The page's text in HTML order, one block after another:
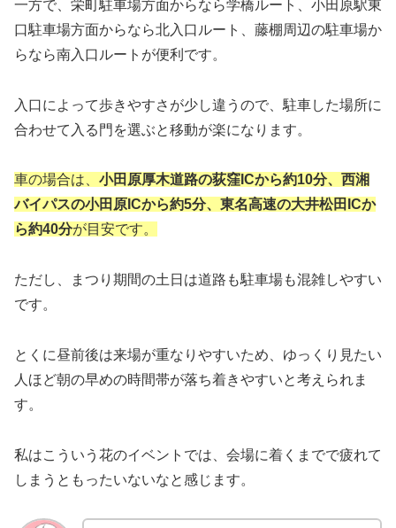
一方で、栄町駐車場方面からなら学橋ルート、小田原駅東
口駐車場方面からなら北入口ルート、藤棚周辺の駐車場か
らなら南入口ルートが便利です。
入口によって歩きやすさが少し違うので、駐車した場所に
合わせて入る門を選ぶと移動が楽になります。
車の場合は、 小田原厚木道路の荻窪ICから約10分、西湘
バイパスの小田原ICから約5分、東名高速の大井松田ICか
ら約40分が目安です。
ただし、まつり期間の土日は道路も駐車場も混雑しやすい
です。
とくに昼前後は来場が重なりやすいため、ゆっくり見たい
人ほど朝の早めの時間帯が落ち着きやすいと考えられま
す。
私はこういう花のイベントでは、会場に着くまでで疲れて
しまうともったいないなと感じます。